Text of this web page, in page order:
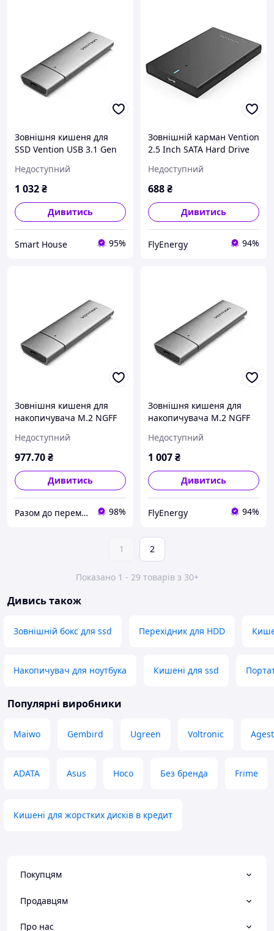
Зовнішня кишеня для
SSD Vention USB 3.1 Gen
Недоступний
1 032₴
Дивитись
Smart House 95%
Зовнішній карман Vention
2.5 Inch SATA Hard Drive
B) Black (KPAB0)
Недоступний
688₴
Дивитись
FlyEnergy 94%
Зовнішня кишеня для
накопичувача M.2 NGFF
Gen 1-C) Gray Aluminum
Alloy Type (KPEH0)
Недоступний
977.70₴
Дивитись
Разом до перемоги! DV Studio 98%
Зовнішня кишеня для
накопичувача M.2 NGFF
Gen 2-C) Gray Aluminum
Alloy Type (KPFH0)
Недоступний
1 007₴
Дивитись
FlyEnergy 94%
1 2
Показано 1 - 29 товарів з 30+
Дивись також
Зовнішній бокс для ssd Перехідник для HDD
Накопичувач для ноутбука Кишені для ssd
Популярні виробники
Maiwo Gembird Ugreen Voltronic
ADATA Asus Hoco Без бренда Frime
Кишені для жорстких дисків в кредит
Покупцям
Продавцям
Про нас